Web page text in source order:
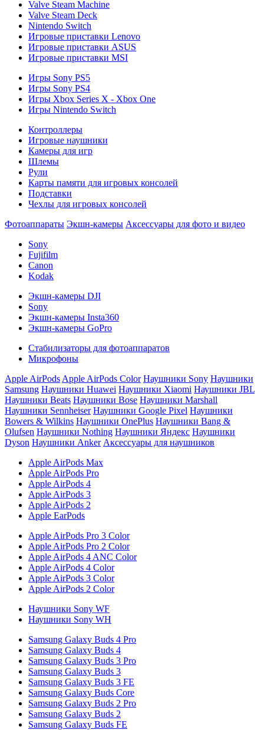
Valve Steam Machine
Valve Steam Deck
Nintendo Switch
Игровые приставки Lenovo
Игровые приставки ASUS
Игровые приставки MSI
Игры Sony PS5
Игры Sony PS4
Игры Xbox Series X - Xbox One
Игры Nintendo Switch
Контроллеры
Игровые наушники
Камеры для игр
Шлемы
Рули
Карты памяти для игровых консолей
Подставки
Чехлы для игровых консолей
Фотоаппараты Экшн-камеры Аксессуары для фото и видео
Sony
Fujifilm
Canon
Kodak
Экшн-камеры DJI
Sony
Экшн-камеры Insta360
Экшн-камеры GoPro
Стабилизаторы для фотоаппаратов
Микрофоны
Apple AirPods Apple AirPods Color Наушники Sony Наушники
Samsung Наушники Huawei Наушники Xiaomi Наушники JBL
Наушники Beats Наушники Bose Наушники Marshall
Наушники Sennheiser Наушники Google Pixel Наушники
Bowers & Wilkins Наушники OnePlus Наушники Bang &
Olufsen Наушники Nothing Наушники Яндекс Наушники
Dyson Наушники Anker Аксессуары для наушников
Apple AirPods Max
Apple AirPods Pro
Apple AirPods 4
Apple AirPods 3
Apple AirPods 2
Apple EarPods
Apple AirPods Pro 3 Color
Apple AirPods Pro 2 Color
Apple AirPods 4 ANC Color
Apple AirPods 4 Color
Apple AirPods 3 Color
Apple AirPods 2 Color
Наушники Sony WF
Наушники Sony WH
Samsung Galaxy Buds 4 Pro
Samsung Galaxy Buds 4
Samsung Galaxy Buds 3 Pro
Samsung Galaxy Buds 3
Samsung Galaxy Buds 3 FE
Samsung Galaxy Buds Core
Samsung Galaxy Buds 2 Pro
Samsung Galaxy Buds 2
Samsung Galaxy Buds FE